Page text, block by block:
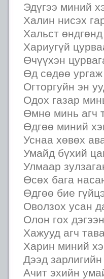
Эдүгээ миний
Халин нисэх
Хальст
Хариугүй
Өчүүхэн
Өд сөдөө ургаж
Огторгуйн эн
Одох газар
Өмнө минь агч
Өдгөө миний
Уснаа хөвөх
Умайд бүхий
Улмаар
Өсөх бага
Өдгөө бие
Оволзох усан
Олон гох
Хажууд агч
Харин миний
Дээд
Ачит эхийн